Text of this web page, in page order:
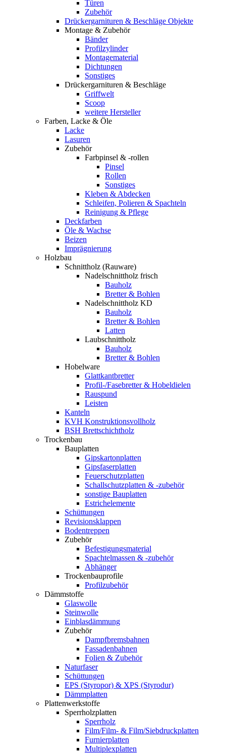
Türen
Zubehör
Drückergarnituren & Beschläge Objekte
Montage & Zubehör
Bänder
Profilzylinder
Montagematerial
Dichtungen
Sonstiges
Drückergarnituren & Beschläge
Griffwelt
Scoop
weitere Hersteller
Farben, Lacke & Öle
Lacke
Lasuren
Zubehör
Farbpinsel & -rollen
Pinsel
Rollen
Sonstiges
Kleben & Abdecken
Schleifen, Polieren & Spachteln
Reinigung & Pflege
Deckfarben
Öle & Wachse
Beizen
Imprägnierung
Holzbau
Schnittholz (Rauware)
Nadelschnittholz frisch
Bauholz
Bretter & Bohlen
Nadelschnittholz KD
Bauholz
Bretter & Bohlen
Latten
Laubschnittholz
Bauholz
Bretter & Bohlen
Hobelware
Glattkantbretter
Profil-/Fasebretter & Hobeldielen
Rauspund
Leisten
Kanteln
KVH Konstruktionsvollholz
BSH Brettschichtholz
Trockenbau
Bauplatten
Gipskartonplatten
Gipsfaserplatten
Feuerschutzplatten
Schallschutzplatten & -zubehör
sonstige Bauplatten
Estrichelemente
Schüttungen
Revisionsklappen
Bodentreppen
Zubehör
Befestigungsmaterial
Spachtelmassen & -zubehör
Abhänger
Trockenbauprofile
Profilzubehör
Dämmstoffe
Glaswolle
Steinwolle
Einblasdämmung
Zubehör
Dampfbremsbahnen
Fassadenbahnen
Folien & Zubehör
Naturfaser
Schüttungen
EPS (Styropor) & XPS (Styrodur)
Dämmplatten
Plattenwerkstoffe
Sperrholzplatten
Sperrholz
Film/Film- & Film/Siebdruckplatten
Furnierplatten
Multiplexplatten